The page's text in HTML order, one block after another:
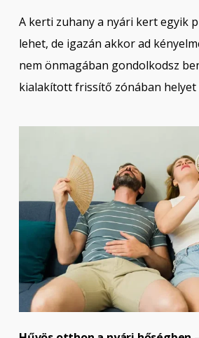
A kerti zuhany a nyári kert egyik
lehet, de igazán akkor ad
nem önmagában gondolkodsz
kialakított frissítő zónában